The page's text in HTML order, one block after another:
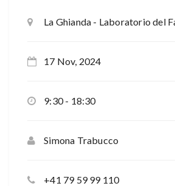
La Ghianda - Laboratorio del
17 Nov, 2024
9:30 - 18:30
Simona Trabucco
+41 79 59 99 110